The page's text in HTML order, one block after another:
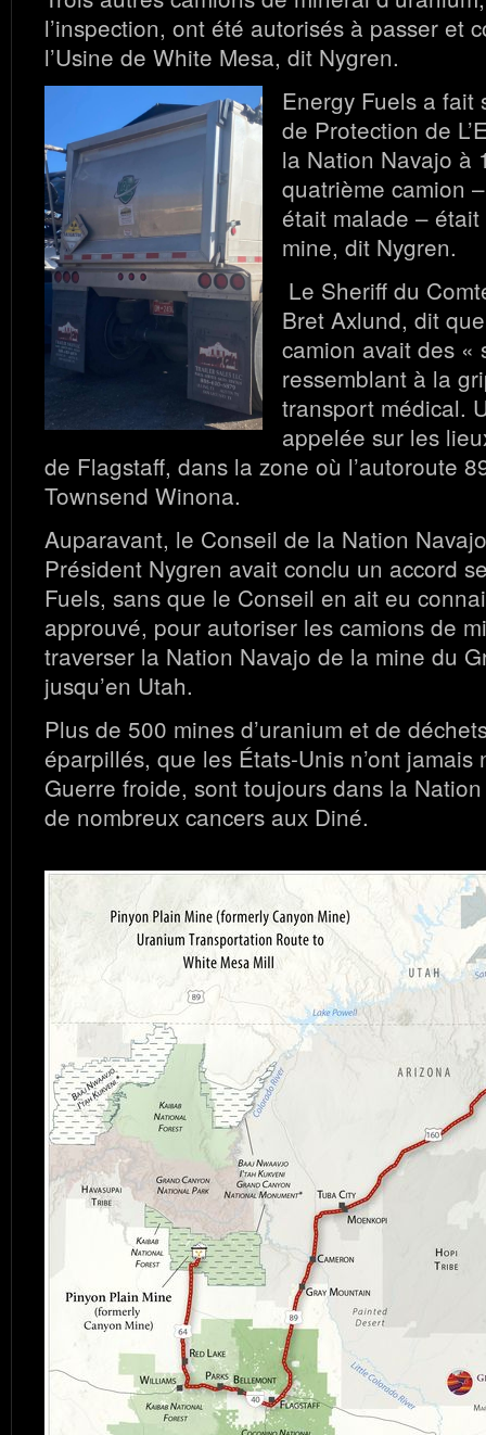
l’inspection, ont été autorisés à passer et
l’Usine de White Mesa, dit Nygren.
Energy Fuels a fait
de Protection de
la Nation Navajo à
quatrième camion
était malade –
mine, dit Nygren.
Le Sheriff du
Bret Axlund, dit
camion avait des «
ressemblant à la
transport médical.
appelée sur les
de Flagstaff, dans la zone où l’autoroute
Townsend Winona.
Auparavant, le Conseil de la Nation
Président Nygren avait conclu un accord
Fuels, sans que le Conseil en ait eu
approuvé, pour autoriser les camions de
traverser la Nation Navajo de la mine du
jusqu’en Utah.
Plus de 500 mines d’uranium et de
éparpillés, que les États-Unis n’ont jamais
Guerre froide, sont toujours dans la
de nombreux cancers aux Diné.